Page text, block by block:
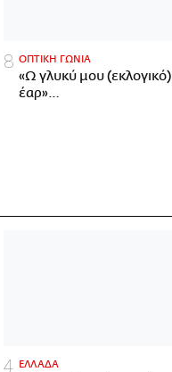
ΟΠΤΙΚΗ ΓΩΝΙΑ
«Ω γλυκύ μου (εκλογικό)
έαρ»…
ΕΛΛΑΔΑ